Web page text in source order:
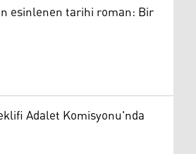
esinlenen tarihi roman: Bir
Adalet Komisyonu'nda